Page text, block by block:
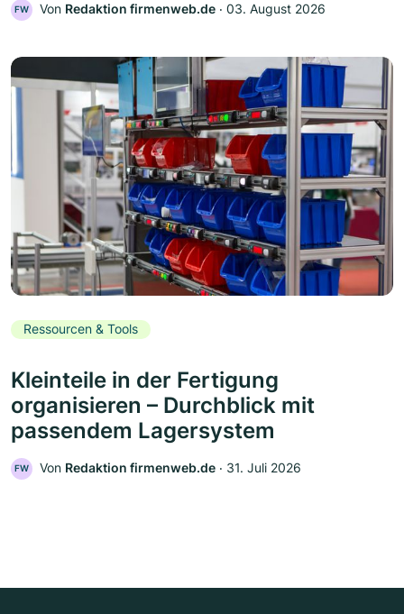
FW Von Redaktion firmenweb.de ‧ 03. August 2026
Ressourcen & Tools
Kleinteile in der Fertigung
organisieren – Durchblick mit
passendem Lagersystem
FW Von Redaktion firmenweb.de ‧ 31. Juli 2026